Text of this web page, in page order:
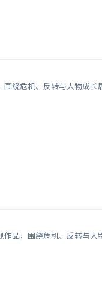
绕危机、反转与人物成长
品，围绕危机、反转与人